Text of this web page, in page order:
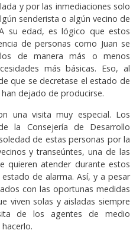
y por las inmediaciones solo
senderista o algún vecino de
su edad, es lógico que estos
de personas como Juan se
de manera más o menos
más básicas. Eso, al
que se decretase el estado de
dejado de producirse.
una visita muy especial. Los
la Consejería de Desarrollo
de estas personas por la
y transeúntes, una de las
quieren atender durante estos
de alarma. Así, y a pesar
con las oportunas medidas
viven solas y aisladas siempre
de los agentes de medio